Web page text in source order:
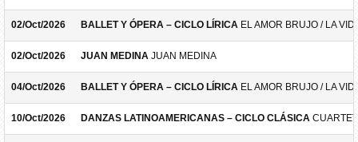
02/Oct/2026 BALLET Y ÓPERA – CICLO LÍRICA EL AMOR BRUJO / LA
02/Oct/2026 JUAN MEDINA JUAN MEDINA
04/Oct/2026 BALLET Y ÓPERA – CICLO LÍRICA EL AMOR BRUJO / LA
10/Oct/2026 DANZAS LATINOAMERICANAS – CICLO CLÁSICA